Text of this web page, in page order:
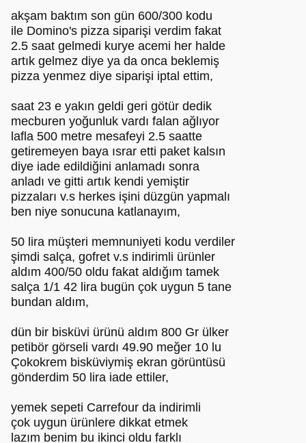
akşam baktım son gün 600/300 kodu
ile Domino's pizza siparişi verdim fakat
2.5 saat gelmedi kurye acemi her halde
artık gelmez diye ya da onca beklemiş
pizza yenmez diye siparişi iptal ettim,
saat 23 e yakın geldi geri götür dedik
mecburen yoğunluk vardı falan ağlıyor
lafla 500 metre mesafeyi 2.5 saatte
getiremeyen baya ısrar etti paket kalsın
diye iade edildiğini anlamadı sonra
anladı ve gitti artık kendi yemiştir
pizzaları v.s herkes işini düzgün yapmalı
ben niye sonucuna katlanayım,
50 lira müşteri memnuniyeti kodu verdiler
şimdi salça, gofret v.s indirimli ürünler
aldım 400/50 oldu fakat aldığım tamek
salça 1/1 42 lira bugün çok uygun 5 tane
bundan aldım,
dün bir bisküvi ürünü aldım 800 Gr ülker
petibör görseli vardı 49.90 meğer 10 lu
Çokokrem bisküviymiş ekran görüntüsü
gönderdim 50 lira iade ettiler,
yemek sepeti Carrefour da indirimli
çok uygun ürünlere dikkat etmek
lazım benim bu ikinci oldu farklı